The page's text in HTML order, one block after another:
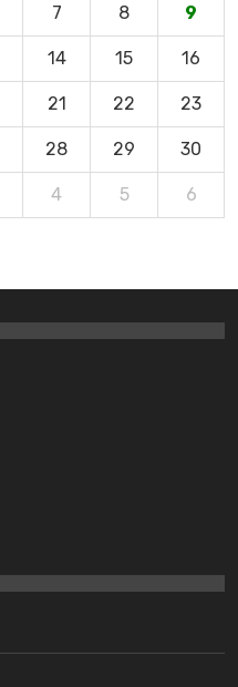
7 8 9
14 15 16
21 22 23
28 29 30
4 5 6